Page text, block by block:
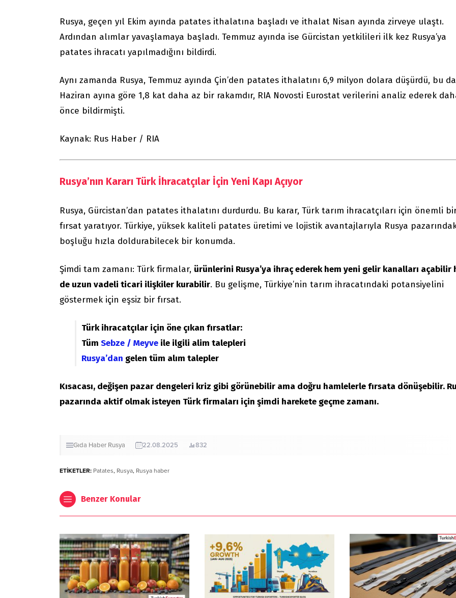
Rusya, geçen yıl Ekim ayında patates ithalatına başladı ve ithalat Nisan ayında zirveye ulaştı.
Ardından alımlar yavaşlamaya başladı. Temmuz ayında ise Gürcistan yetkilileri ilk kez Rusya’ya
patates ihracatı yapılmadığını bildirdi.
Aynı zamanda Rusya, Temmuz ayında Çin’den patates ithalatını 6,9 milyon dolara düşürdü, bu da
Haziran ayına göre 1,8 kat daha az bir rakamdır, RIA Novosti Eurostat verilerini analiz ederek
önce bildirmişti.
Kaynak: Rus Haber / RIA
Rusya’nın Kararı Türk İhracatçılar İçin Yeni Kapı Açıyor
Rusya, Gürcistan’dan patates ithalatını durdurdu. Bu karar, Türk tarım ihracatçıları için önemli
fırsat yaratıyor. Türkiye, yüksek kaliteli patates üretimi ve lojistik avantajlarıyla Rusya
boşluğu hızla doldurabilecek bir konumda.
Şimdi tam zamanı: Türk firmalar, ürünlerini Rusya’ya ihraç ederek hem yeni gelir kanalları açabilir
de uzun vadeli ticari ilişkiler kurabilir. Bu gelişme, Türkiye’nin tarım ihracatındaki potansiyelini
göstermek için eşsiz bir fırsat.
Türk ihracatçılar için öne çıkan fırsatlar:
Tüm Sebze / Meyve ile ilgili alim talepleri
Rusya’dan gelen tüm alım talepler
Kısacası, değişen pazar dengeleri kriz gibi görünebilir ama doğru hamlelerle fırsata dönüşebilir.
pazarında aktif olmak isteyen Türk firmaları için şimdi harekete geçme zamanı.
Gıda Haber Rusya 22.08.2025 832
ETİKETLER: Patates, Rusya, Rusya haber
Benzer Konular